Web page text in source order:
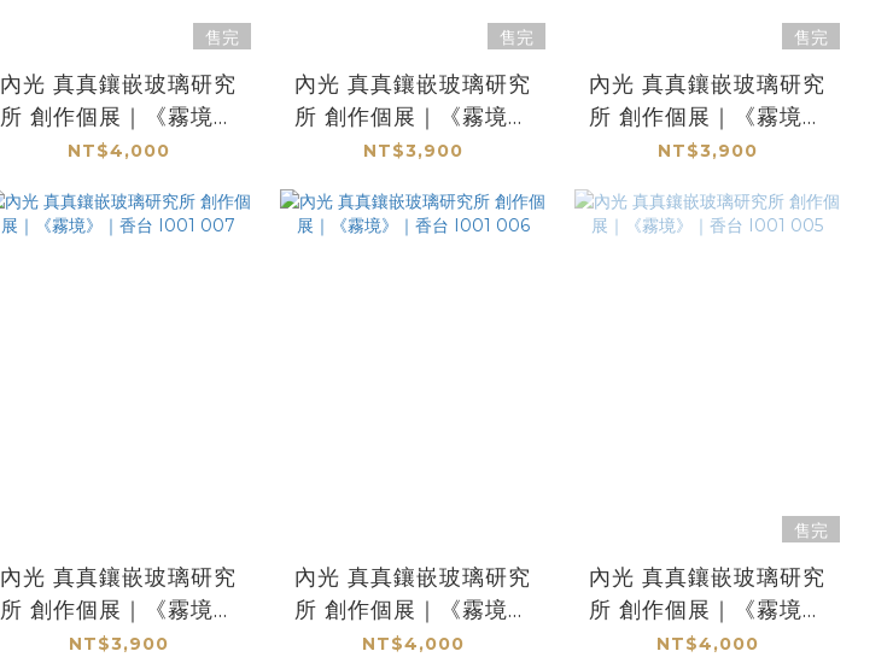
售完
內光 真真鑲嵌玻璃研究
所 創作個展｜《霧境》
｜香台 I001 011
NT$4,000
售完
內光 真真鑲嵌玻璃研究
所 創作個展｜《霧境》
｜香台 I001 010
NT$3,900
售完
內光 真真鑲嵌玻璃研究
所 創作個展｜《霧境》
｜香台 I001 009
NT$3,900
內光 真真鑲嵌玻璃研究
所 創作個展｜《霧境》
｜香台 I001 007
NT$3,900
內光 真真鑲嵌玻璃研究
所 創作個展｜《霧境》
｜香台 I001 006
NT$4,000
售完
內光 真真鑲嵌玻璃研究
所 創作個展｜《霧境》
｜香台 I001 005
NT$4,000